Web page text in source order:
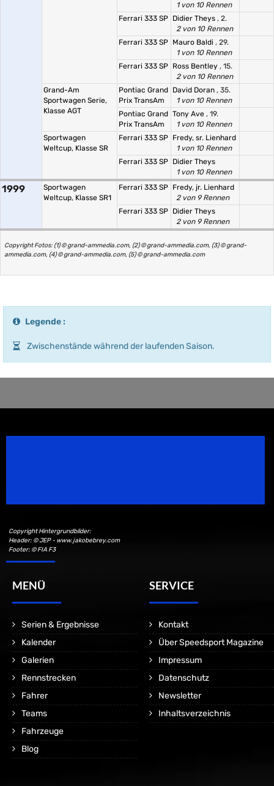
1 von 10 Rennen
Ferrari 333 SP Didier Theys , 2.
2 von 10 Rennen
Ferrari 333 SP Mauro Baldi , 29.
1 von 10 Rennen
Ferrari 333 SP Ross Bentley , 15.
2 von 10 Rennen
Grand-Am
Sportwagen Serie,
Klasse AGT
Pontiac Grand
Prix TransAm
David Doran , 35.
1 von 10 Rennen
Pontiac Grand
Prix TransAm
Tony Ave , 19.
1 von 10 Rennen
Sportwagen
Weltcup, Klasse SR
Ferrari 333 SP Fredy, sr. Lienhard
1 von 10 Rennen
Ferrari 333 SP Didier Theys
1 von 10 Rennen
1999
Sportwagen
Weltcup, Klasse SR1
Ferrari 333 SP Fredy, jr. Lienhard
2 von 9 Rennen
Ferrari 333 SP Didier Theys
2 von 9 Rennen
Copyright Fotos: (1) © grand-ammedia.com, (2) © grand-ammedia.com, (3) © grand-
ammedia.com, (4) © grand-ammedia.com, (5) © grand-ammedia.com
Legende :
Zwischenstände während der laufenden Saison.
Copyright Hintergrundbilder:
Header: © JEP - www.jakobebrey.com
Footer: © FIA F3
MENÜ
Serien & Ergebnisse
Kalender
Galerien
Rennstrecken
Fahrer
Teams
Fahrzeuge
Blog
SERVICE
Kontakt
Über Speedsport Magazine
Impressum
Datenschutz
Newsletter
Inhaltsverzeichnis